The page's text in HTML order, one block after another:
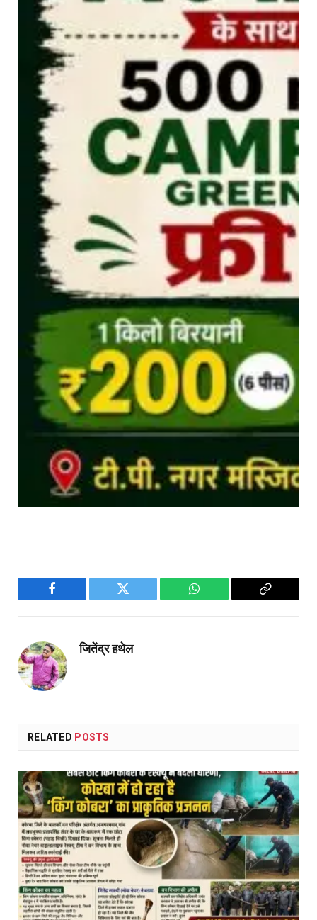
Facebook Twitter WhatsApp
Copy
जितेंद्र हथेल
RELATED POSTS